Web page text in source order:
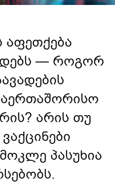
— როგორ
არის თუ
პასუხია